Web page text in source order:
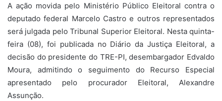
A ação movida pelo Ministério Público Eleitoral contra o
deputado federal Marcelo Castro e outros representados
será julgada pelo Tribunal Superior Eleitoral. Nesta quinta-
feira (08), foi publicada no Diário da Justiça Eleitoral, a
decisão do presidente do TRE-PI, desembargador Edvaldo
Moura, admitindo o seguimento do Recurso Especial
apresentado pelo procurador Eleitoral, Alexandre
Assunção.